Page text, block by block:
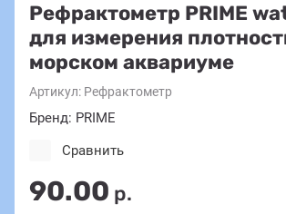
Рефрактометр PRIME
для измерения
морском аквариуме
Артикул: Рефрактометр
Бренд: PRIME
90.00 р.
Сравнить